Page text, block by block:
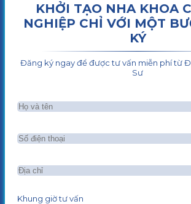
KHỞI TẠO NHA KHOA
NGHIỆP CHỈ VỚI MỘT
KÝ
Đăng ký ngay để được tư vấn miễn phí từ
Sư
Khung giờ tư vấn